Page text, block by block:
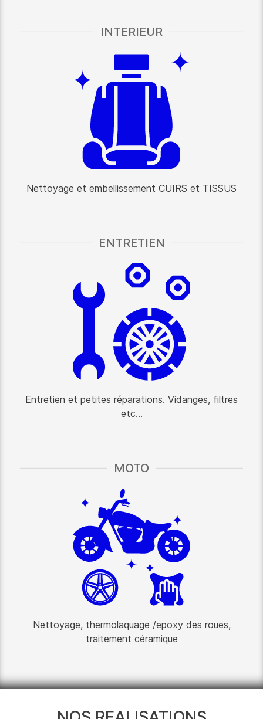
INTERIEUR
Nettoyage et embellissement CUIRS et TISSUS
ENTRETIEN
Entretien et petites réparations. Vidanges, filtres
etc...
MOTO
Nettoyage, thermolaquage /epoxy des roues,
traitement céramique